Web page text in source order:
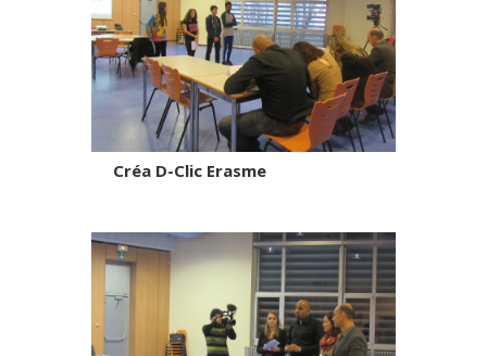
Créa D-Clic Erasme